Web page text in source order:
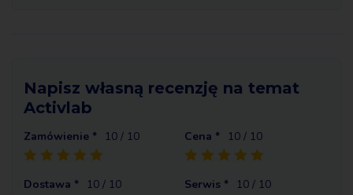
Napisz własną recenzję na temat
Activlab
Zamówienie * 10 / 10 Cena * 10 / 10
Dostawa * 10 / 10 Serwis * 10 / 10